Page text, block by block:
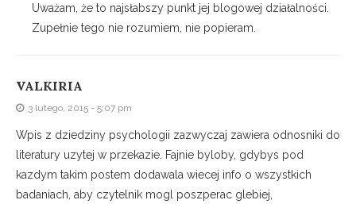
Uważam, że to najsłabszy punkt jej blogowej działalności.
Zupełnie tego nie rozumiem, nie popieram.
VALKIRIA
3 lutego, 2015 - 5:07 pm
Wpis z dziedziny psychologii zazwyczaj zawiera odnosniki do
literatury uzytej w przekazie. Fajnie byloby, gdybys pod
kazdym takim postem dodawala wiecej info o wszystkich
badaniach, aby czytelnik mogl poszperac glebiej,